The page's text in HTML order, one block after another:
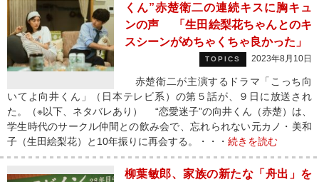
くん”赤楚衛二の連続キスに胸キュ
ンの声 「生田絵梨花ちゃんとのキ
スシーンがめちゃくちゃ良かった」
TOPICS 2023年8月10日
赤楚衛二が主演するドラマ「こっち向
いてよ向井くん」（日本テレビ系）の第５話が、９日に放送され
た。（※以下、ネタバレあり） “恋愛迷子”の向井くん（赤楚）は、
学生時代のサークル仲間との飲み会で、忘れられない元カノ・美和
子（生田絵梨花）と10年振りに再会する。・・・ 続きを読む
柳葉敏郎、家族の新たな「舟出」を